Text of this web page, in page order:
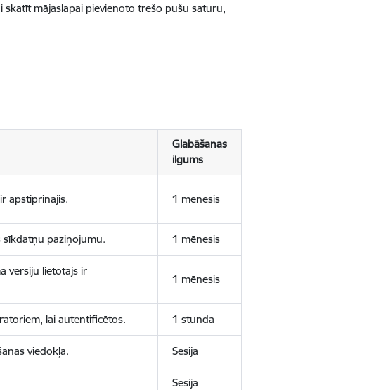
skatīt mājaslapai pievienoto trešo pušu saturu,
Glabāšanas
ilgums
apstiprinājis. 1 mēnesis
sīkdatņu paziņojumu. 1 mēnesis
versiju lietotājs ir
1 mēnesis
lai autentificētos. 1 stunda
viedokļa. Sesija
Sesija